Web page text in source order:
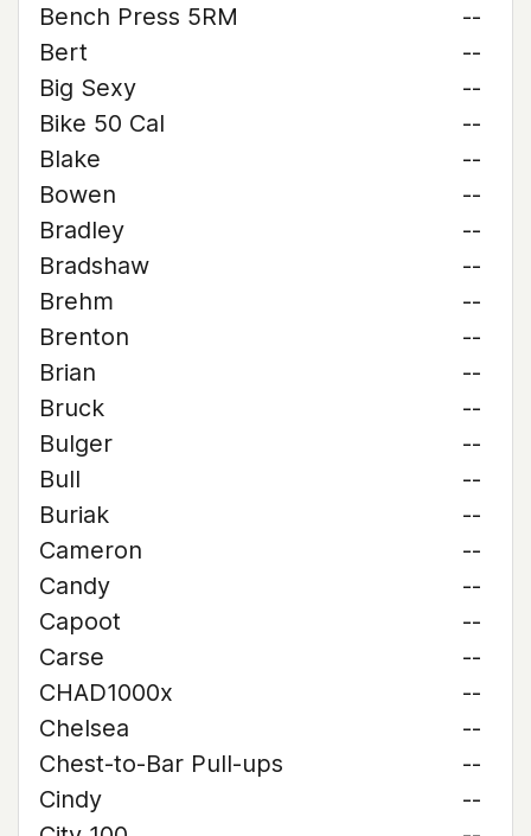
Bench Press 5RM
--
Bert
--
Big Sexy
--
Bike 50 Cal
--
Blake
--
Bowen
--
Bradley
--
Bradshaw
--
Brehm
--
Brenton
--
Brian
--
Bruck
--
Bulger
--
Bull
--
Buriak
--
Cameron
--
Candy
--
Capoot
--
Carse
--
CHAD1000x
--
Chelsea
--
Chest-to-Bar Pull-ups
--
Cindy
--